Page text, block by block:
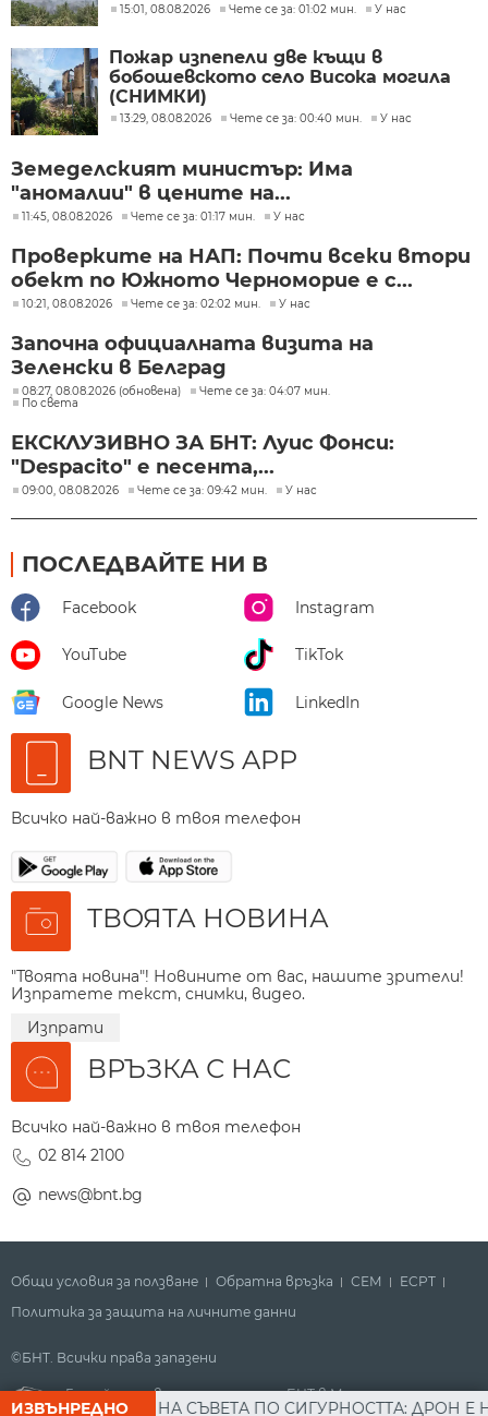
15:01, 08.08.2026 Чете се за: 01:02 мин. У нас
Пожар изпепели две къщи в
бобошевското село Висока могила
(СНИМКИ)
13:29, 08.08.2026 Чете се за: 00:40 мин. У нас
Земеделският министър: Има
"аномалии" в цените на...
11:45, 08.08.2026 Чете се за: 01:17 мин. У нас
Проверките на НАП: Почти всеки втори
обект по Южното Черноморие е с...
10:21, 08.08.2026 Чете се за: 02:02 мин. У нас
Започна официалната визита на
Зеленски в Белград
08:27, 08.08.2026 (обновена)
Чете се за: 04:07 мин.
По света
ЕКСКЛУЗИВНО ЗА БНТ: Луис Фонси:
"Despacito" е песента,...
09:00, 08.08.2026 Чете се за: 09:42 мин. У нас
ПОСЛЕДВАЙТЕ НИ В
Facebook Instagram
YouTube TikTok
Google News LinkedIn
BNT NEWS APP
Всичко най-важно в твоя телефон
ТВОЯТА НОВИНА
"Твоята новина"! Новините от вас, нашите зрители!
Изпратете текст, снимки, видео.
Изпрати
ВРЪЗКА С НАС
Всичко най-важно в твоя телефон
02 814 2100
news@bnt.bg
ИЗВЪНРЕДНО
ЗАСЕДАНИЕ НА СЪВЕТА ПО СИГУРНОСТТА: ДРОН Е
Общи условия за ползване Обратна връзка СЕМ
ECPT
Политика за защита на личните данни
©БНТ. Всички права запазени
Гледайте новините за деня на БНТ в Метрото